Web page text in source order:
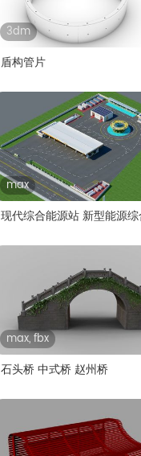
3dm
盾构管片
max
现代综合能源站 新型能源综
max, fbx
石头桥 中式桥 赵州桥